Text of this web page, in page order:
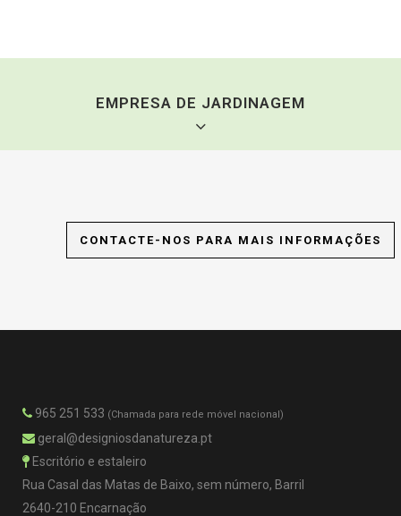
EMPRESA DE JARDINAGEM
Lisboa | Oeiras | Cascais | Estoril | Sintra | Odivelas | Loures | Torres
Vedras | A dos Cunhados e Maceira | Campelos e Outeiro da Cabeça |
CONTACTE-NOS PARA MAIS INFORMAÇÕES
965 251 533 (Chamada para rede móvel nacional)
geral@designiosdanatureza.pt
Escritório e estaleiro
Rua Casal das Matas de Baixo, sem número, Barril
2640-210 Encarnação